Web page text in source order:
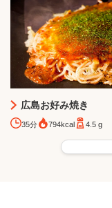
広島お好み焼き
35分 794kcal 4.5 g